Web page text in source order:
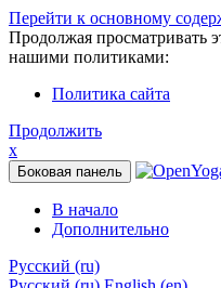
Перейти к основному
Продолжая просматривать
нашими политиками:
Политика сайта
Продолжить
x
Боковая панель
В начало
Дополнительно
Русский ‎(ru)‎